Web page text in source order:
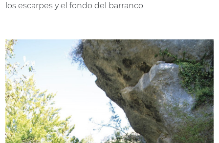
los escarpes y el fondo del barranco.